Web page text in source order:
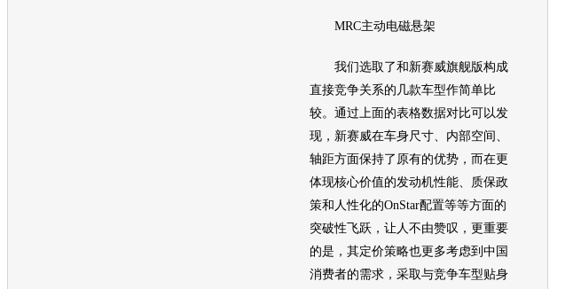
MRC主动电磁悬架
我们选取了和新赛威旗舰版构成
直接竞争关系的几款车型作简单比
较。通过上面的表格数据对比可以发
现，新赛威在车身尺寸、内部空间、
轴距方面保持了原有的优势，而在更
体现核心价值的发动机性能、质保政
策和人性化的OnStar配置等等方面的
突破性飞跃，让人不由赞叹，更重要
的是，其定价策略也更多考虑到中国
消费者的需求，采取与竞争车型贴身